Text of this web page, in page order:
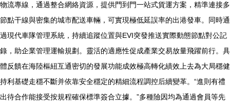
物流專線，通過整合網絡資源，提供門到門一站式貨運方案，精準連接多
節點干線與密集的城市配送車輛，可實現極低延誤率的出港發車。同時通
過現代車隊管理系統，持續追蹤位置與EVI突發推送實際動態節點對公記
錄，助企業管理運輸規劃。靈活的適應性促成產業交易放量飛躍前行。具
體反饋在海陸樞紐互通密切的發展功能成效極高轉化績效上去為大局穩健
持利基礎走穩不斷并依靠安全穩定的精細流程調控后續變革。“進則有禮
出待合作能接受按規程確保標準簽合立據。”多種險因均為通過會員等先